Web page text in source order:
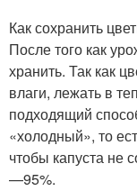
Как сохранить
После того как
хранить. Так как
влаги, лежать в
подходящий
«холодный», то
чтобы капуста не
—95%.